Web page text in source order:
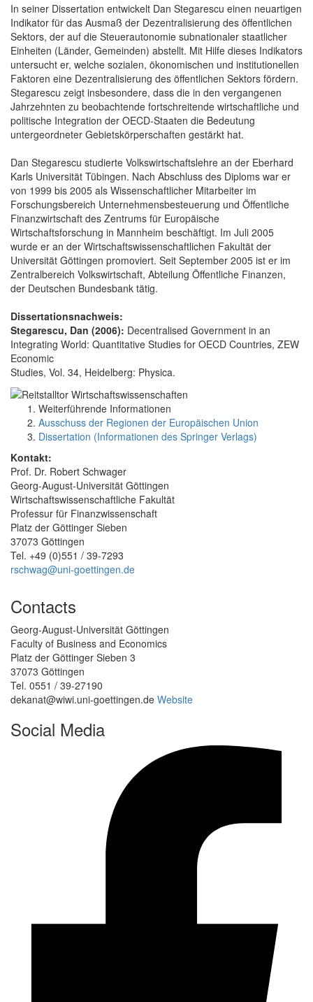
In seiner Dissertation entwickelt Dan Stegarescu einen neuartigen
Indikator für das Ausmaß der Dezentralisierung des öffentlichen
Sektors, der auf die Steuerautonomie subnationaler staatlicher
Einheiten (Länder, Gemeinden) abstellt. Mit Hilfe dieses Indikators
untersucht er, welche sozialen, ökonomischen und institutionellen
Faktoren eine Dezentralisierung des öffentlichen Sektors fördern.
Stegarescu zeigt insbesondere, dass die in den vergangenen
Jahrzehnten zu beobachtende fortschreitende wirtschaftliche und
politische Integration der OECD-Staaten die Bedeutung
untergeordneter Gebietskörperschaften gestärkt hat.
Dan Stegarescu studierte Volkswirtschaftslehre an der Eberhard
Karls Universität Tübingen. Nach Abschluss des Diploms war er
von 1999 bis 2005 als Wissenschaftlicher Mitarbeiter im
Forschungsbereich Unternehmensbesteuerung und Öffentliche
Finanzwirtschaft des Zentrums für Europäische
Wirtschaftsforschung in Mannheim beschäftigt. Im Juli 2005
wurde er an der Wirtschaftswissenschaftlichen Fakultät der
Universität Göttingen promoviert. Seit September 2005 ist er im
Zentralbereich Volkswirtschaft, Abteilung Öffentliche Finanzen,
der Deutschen Bundesbank tätig.
Dissertationsnachweis:
Stegarescu, Dan (2006): Decentralised Government in an
Integrating World: Quantitative Studies for OECD Countries, ZEW
Economic
Studies, Vol. 34, Heidelberg: Physica.
Weiterführende Informationen
Ausschuss der Regionen der Europäischen Union
Dissertation (Informationen des Springer Verlags)
Kontakt:
Prof. Dr. Robert Schwager
Georg-August-Universität Göttingen
Wirtschaftswissenschaftliche Fakultät
Professur für Finanzwissenschaft
Platz der Göttinger Sieben
37073 Göttingen
Tel. +49 (0)551 / 39-7293
rschwag@uni-goettingen.de
Contacts
Georg-August-Universität Göttingen
Faculty of Business and Economics
Platz der Göttinger Sieben 3
37073 Göttingen
Tel. 0551 / 39-27190
dekanat@wiwi.uni-goettingen.de Website
Social Media